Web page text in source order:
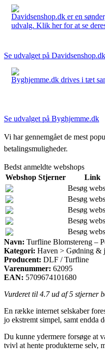
Davidsenshop.dk er en
udvalg. Klik her for at se
Se udvalget på Davidsenshop.dk
Byghjemme.dk drives i tæt
Se udvalget på Byghjemme.dk
Vi har gennemgået de mest
betalingsmuligheder.
Bedst anmeldte webshops
Webshop Stjerner
Link
Besøg
Besøg
Besøg
Besøg
Besøg
Navn: Turfline Blomstereng –
Kategori: Haven > Gødning &
Producent: DLF / Turfline
Varenummer: 62095
EAN: 5709674101680
Vurderet til 4.7ud af 5 stjerner
En række internet selskaber
jo ekstremt simpel, samt
Du kunne ydermere forsøge at
tvivl at hente produkterne selv,